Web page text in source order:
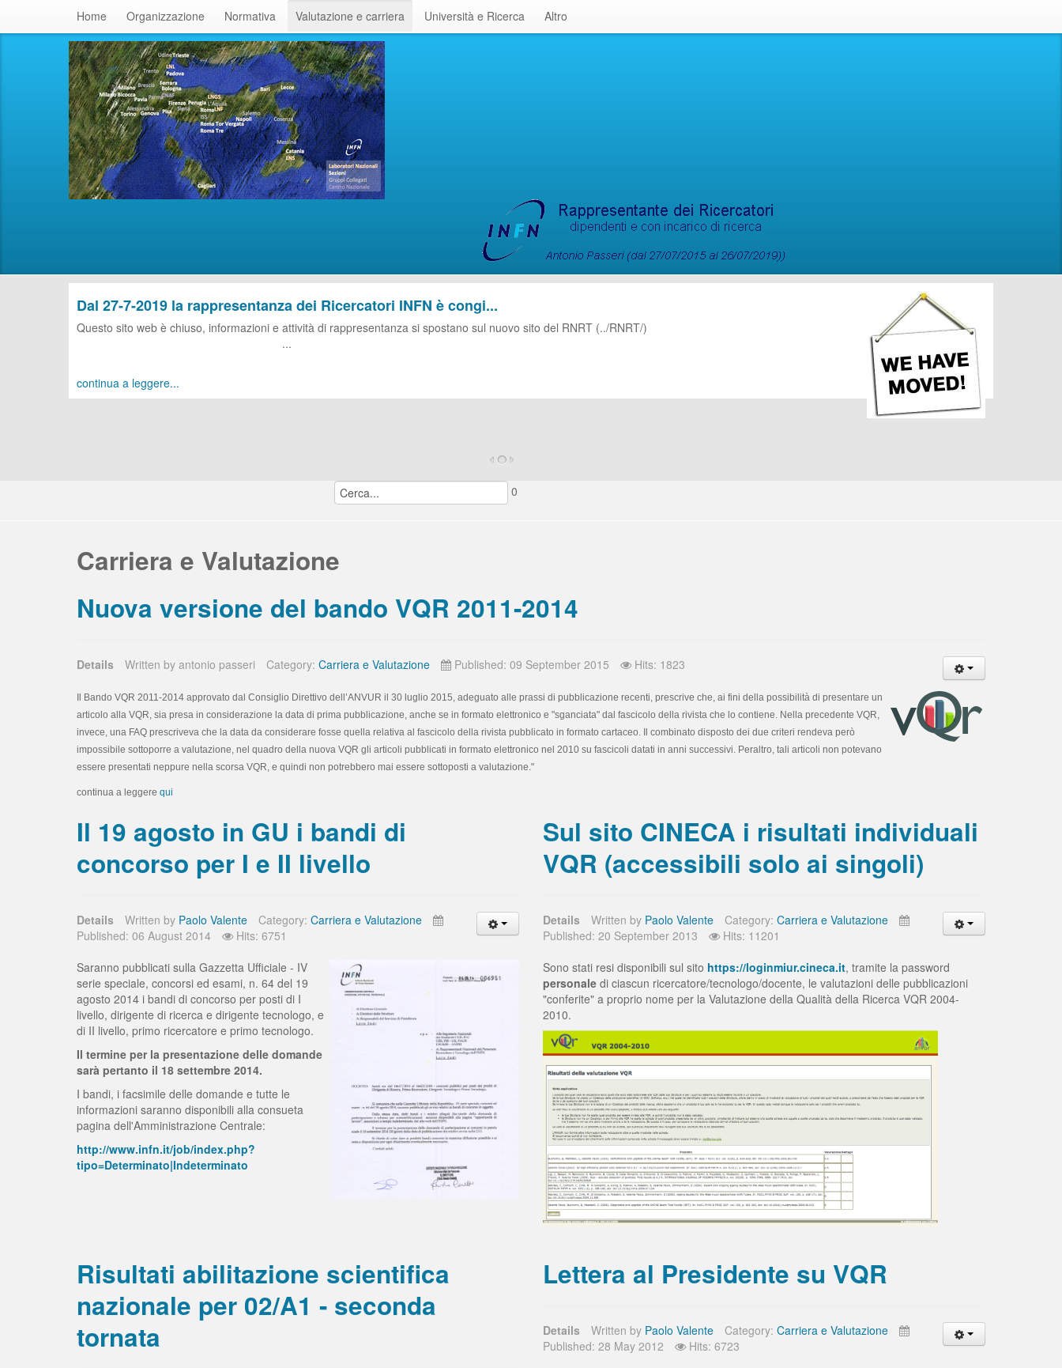
Home Organizzazione Normativa Valutazione e carriera Università e Ricerca Altro
Dal 27-7-2019 la rappresentanza dei Ricercatori INFN è congi...
Questo sito web è chiuso, informazioni e attività di rappresentanza si spostano sul nuovo sito del RNRT (../RNRT/)
...
continua a leggere...
0
Carriera e Valutazione
Nuova versione del bando VQR 2011-2014
Details Written by antonio passeri Category: Carriera e Valutazione Published: 09 September 2015 Hits: 1823
Il Bando VQR 2011-2014 approvato dal Consiglio Direttivo dell’ANVUR il 30 luglio 2015, adeguato alle prassi di pubblicazione recenti, prescrive che, ai fini della possibilità di presentare un
articolo alla VQR, sia presa in considerazione la data di prima pubblicazione, anche se in formato elettronico e "sganciata" dal fascicolo della rivista che lo contiene. Nella precedente VQR,
invece, una FAQ prescriveva che la data da considerare fosse quella relativa al fascicolo della rivista pubblicato in formato cartaceo. Il combinato disposto dei due criteri rendeva però
impossibile sottoporre a valutazione, nel quadro della nuova VQR gli articoli pubblicati in formato elettronico nel 2010 su fascicoli datati in anni successivi. Peraltro, tali articoli non potevano
essere presentati neppure nella scorsa VQR, e quindi non potrebbero mai essere sottoposti a valutazione."
continua a leggere qui
Il 19 agosto in GU i bandi di
concorso per I e II livello
Details Written by Paolo Valente Category: Carriera e Valutazione
Published: 06 August 2014
Hits: 6751
Saranno pubblicati sulla Gazzetta Ufficiale - IV
serie speciale, concorsi ed esami, n. 64 del 19
agosto 2014 i bandi di concorso per posti di I
livello, dirigente di ricerca e dirigente tecnologo, e
di II livello, primo ricercatore e primo tecnologo.
Il termine per la presentazione delle domande
sarà pertanto il 18 settembre 2014.
I bandi, i facsimile delle domande e tutte le
informazioni saranno disponibili alla consueta
pagina dell'Amministrazione Centrale:
http://www.infn.it/job/index.php?
tipo=Determinato|Indeterminato
Sul sito CINECA i risultati individuali
VQR (accessibili solo ai singoli)
Details Written by Paolo Valente Category: Carriera e Valutazione
Published: 20 September 2013
Hits: 11201
Sono stati resi disponibili sul sito https://loginmiur.cineca.it, tramite la password
personaledi ciascun ricercatore/tecnologo/docente, le valutazioni delle pubblicazioni
"conferite" a proprio nome per la Valutazione della Qualità della Ricerca VQR 2004-
2010.
Risultati abilitazione scientifica
nazionale per 02/A1 - seconda
tornata
Lettera al Presidente su VQR
Details Written by Paolo Valente Category: Carriera e Valutazione
Published: 28 May 2012
Hits: 6723